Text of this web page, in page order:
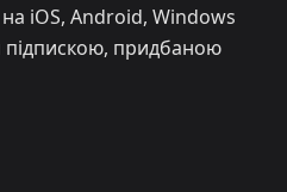
iOS, Android, Windows
підпискою, придбаною